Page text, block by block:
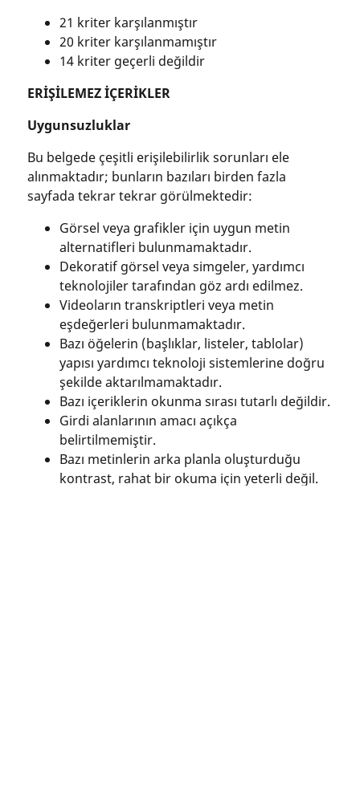
21 kriter karşılanmıştır
20 kriter karşılanmamıştır
14 kriter geçerli değildir
ERİŞİLEMEZ İÇERİKLER
Uygunsuzluklar
Bu belgede çeşitli erişilebilirlik sorunları ele
alınmaktadır; bunların bazıları birden fazla
sayfada tekrar tekrar görülmektedir:
Görsel veya grafikler için uygun metin
alternatifleri bulunmamaktadır.
Dekoratif görsel veya simgeler, yardımcı
teknolojiler tarafından göz ardı edilmez.
Videoların transkriptleri veya metin
eşdeğerleri bulunmamaktadır.
Bazı öğelerin (başlıklar, listeler, tablolar)
yapısı yardımcı teknoloji sistemlerine doğru
şekilde aktarılmamaktadır.
Bazı içeriklerin okunma sırası tutarlı değildir.
Girdi alanlarının amacı açıkça
belirtilmemiştir.
Bazı metinlerin arka planla oluşturduğu
kontrast, rahat bir okuma için yeterli değil.